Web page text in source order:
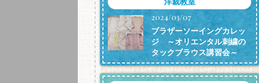
2024/03/07
ブラザーソーイングカレッ
ジ ～オリエンタル刺繍の
タックブラウス講習会～